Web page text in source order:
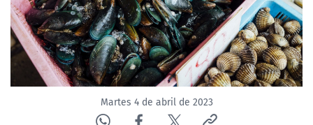
CORPORATIVO Y TRANSPARENCIA
CANAL DE DENUNCIAS
ÁREA DE PROYECTOS
Martes 4 de abril de 2023